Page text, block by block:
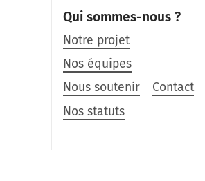
Qui sommes-nous ?
Notre projet
Nos équipes
Nous soutenir
Contact
Nos statuts